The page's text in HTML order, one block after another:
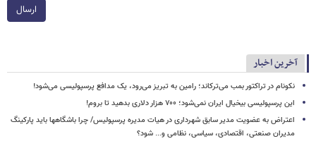
ارسال
آخرین اخبار
نکونام در تراکتور بمب می‌ترکاند؛ رامین به تبریز می‌رود، یک مدافع پرسپولیسی می‌شود!
این پرسپولیسی بیخیال ایران نمی‌شود؛ ۷۰۰ هزار دلاری بدهید تا بروم!
اعتراض به عضویت مدیر سابق شهرداری در هیات مدیره پرسپولیس/ چرا باشگاهها باید پارکینگ
مدیران صنعتی، اقتصادی، سیاسی، نظامی و... شود؟